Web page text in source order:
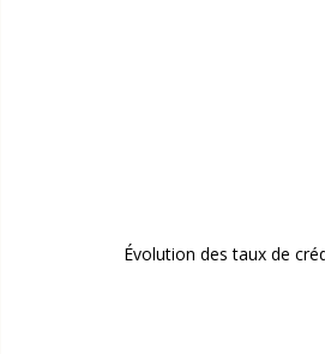
Évolution des taux de